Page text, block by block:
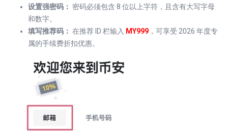
设置强密码： 密码必须包含 8 位以上字符，且含有大写字母
和数字。
填写推荐码： 在推荐 ID 栏输入 MY999 ，可享受 2026 年度专
属的手续费折扣优惠。